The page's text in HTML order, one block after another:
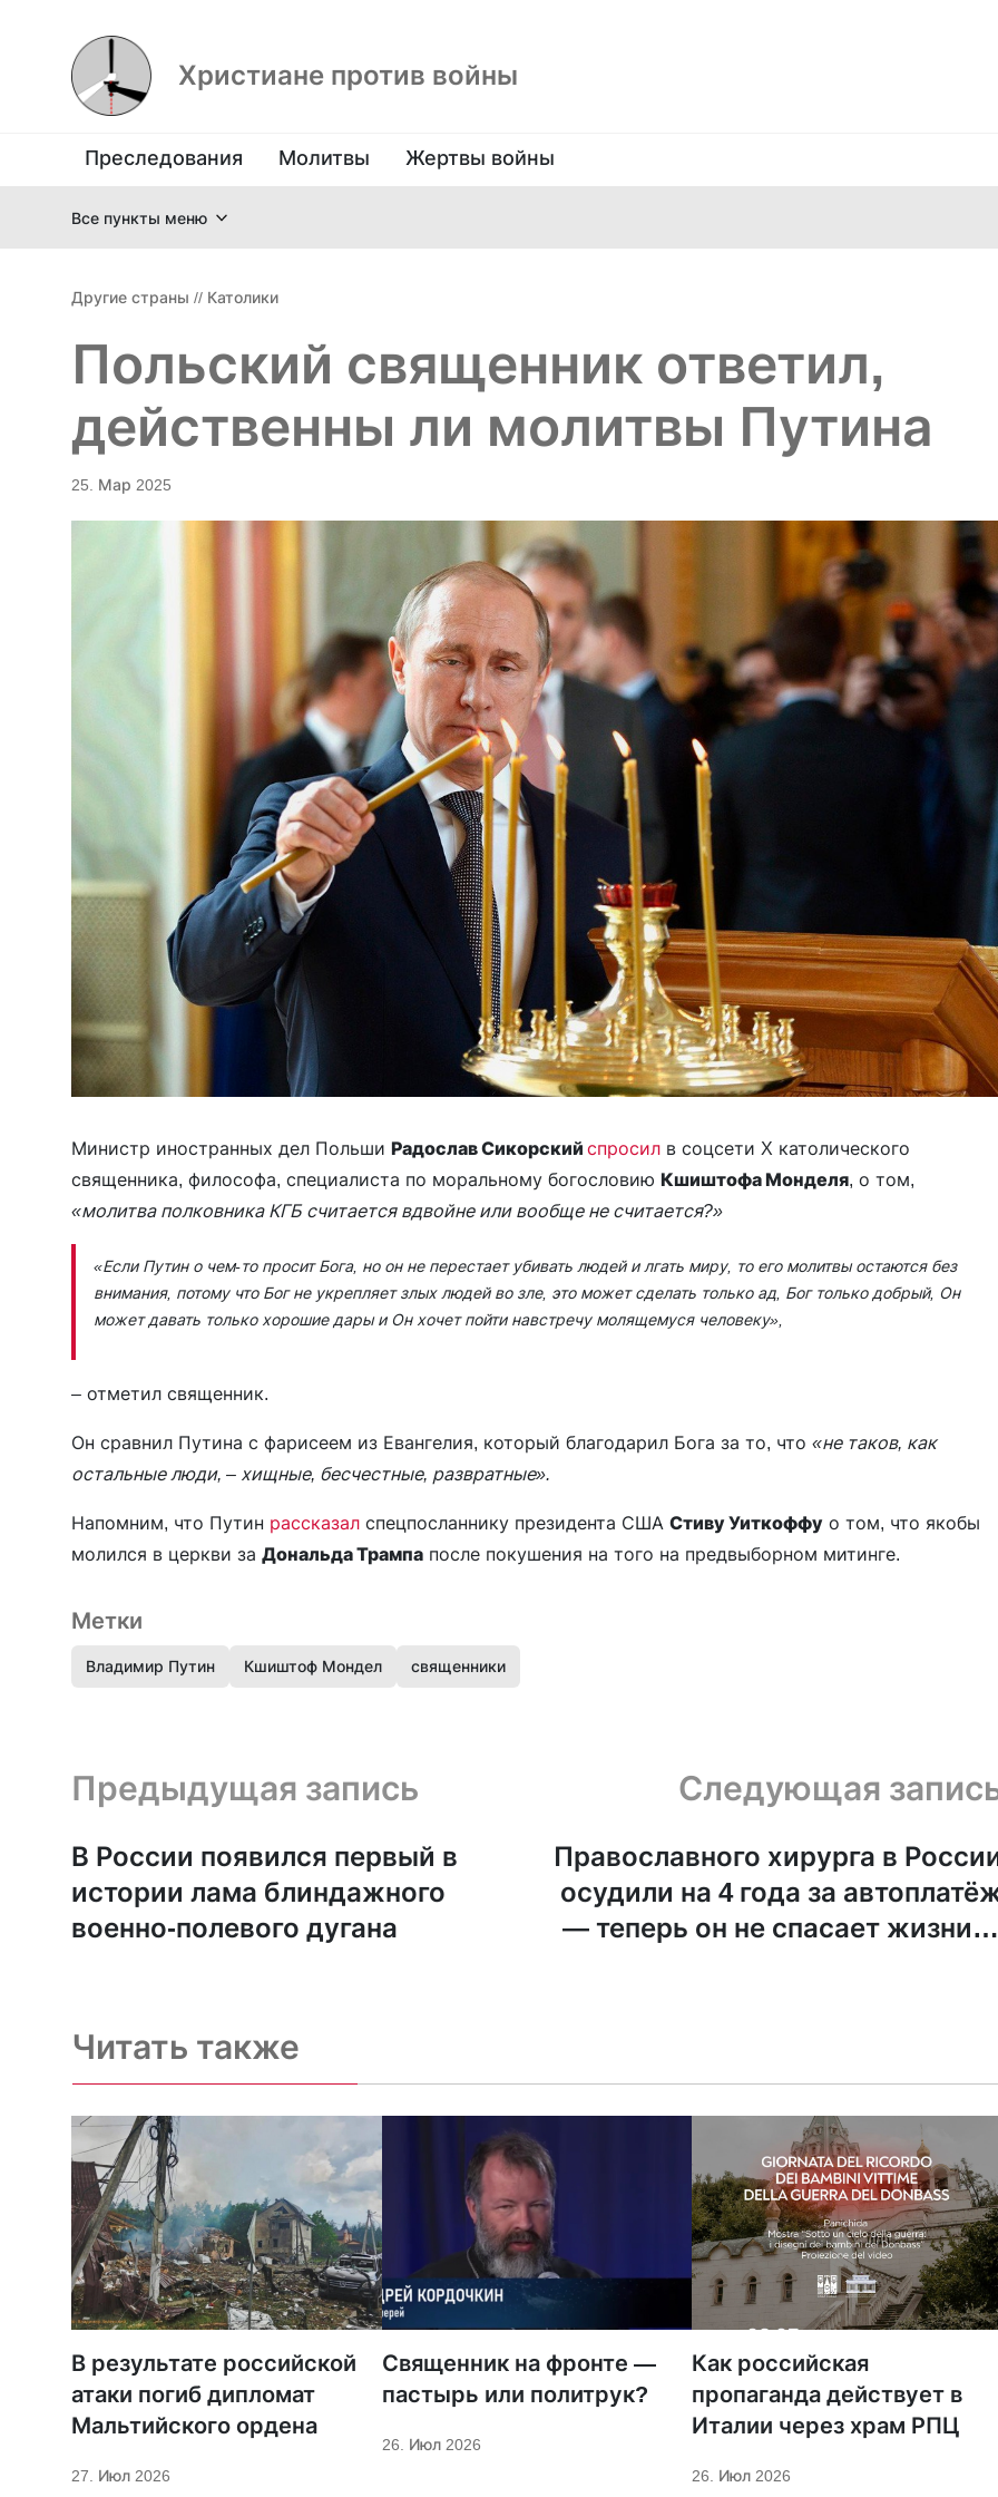
Христиане против войны
Преследования Молитвы Жертвы войны
Все пункты меню
Другие страны // Католики
Польский священник ответил,
действенны ли молитвы Путина
25. Мар 2025
Министр иностранных дел Польши Радослав Сикорский спросил в соцсети X католического
священника, философа, специалиста по моральному богословию Кшиштофа Монделя, о том,
«молитва полковника КГБ считается вдвойне или вообще не считается?»
«Если Путин о чем-то просит Бога, но он не перестает убивать людей и лгать миру, то его молитвы остаются без
внимания, потому что Бог не укрепляет злых людей во зле, это может сделать только ад, Бог только добрый, Он
может давать только хорошие дары и Он хочет пойти навстречу молящемуся человеку»,
– отметил священник.
Он сравнил Путина с фарисеем из Евангелия, который благодарил Бога за то, что «не таков, как
остальные люди, – хищные, бесчестные, развратные».
Напомним, что Путин рассказал спецпосланнику президента США Стиву Уиткоффу о том, что якобы
молился в церкви за Дональда Трампа после покушения на того на предвыборном митинге.
Метки
Владимир Путин Кшиштоф Мондел священники
Предыдущая запись и следующая запись
Предыдущая запись
В России появился первый в
истории лама блиндажного
военно-полевого дугана
Следующая
Православного хирурга в
осудили на 4 года за
— теперь он не спасает жизни, а
Читать также
В результате российской
атаки погиб дипломат
Мальтийского ордена
27. Июл 2026
Священник на фронте —
пастырь или политрук?
26. Июл 2026
Как российская
пропаганда действует в
Италии через храм РПЦ
26. Июл 2026